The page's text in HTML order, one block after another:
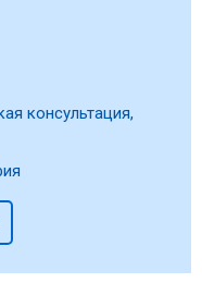
консультация,